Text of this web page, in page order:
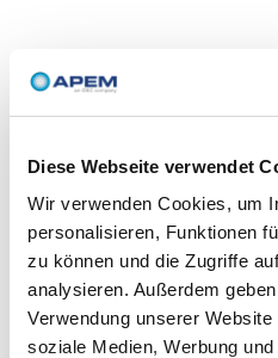
Diese Webseite verwendet
Wir verwenden Cookies, um
personalisieren, Funktionen
zu können und die Zugriffe
analysieren. Außerdem
Verwendung unserer
soziale Medien, Werbung